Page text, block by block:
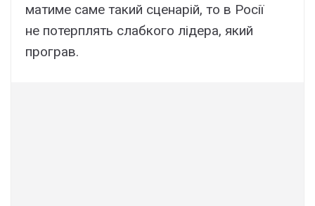
матиме саме такий сценарій, то в Росії
не потерплять слабкого лідера, який
програв.